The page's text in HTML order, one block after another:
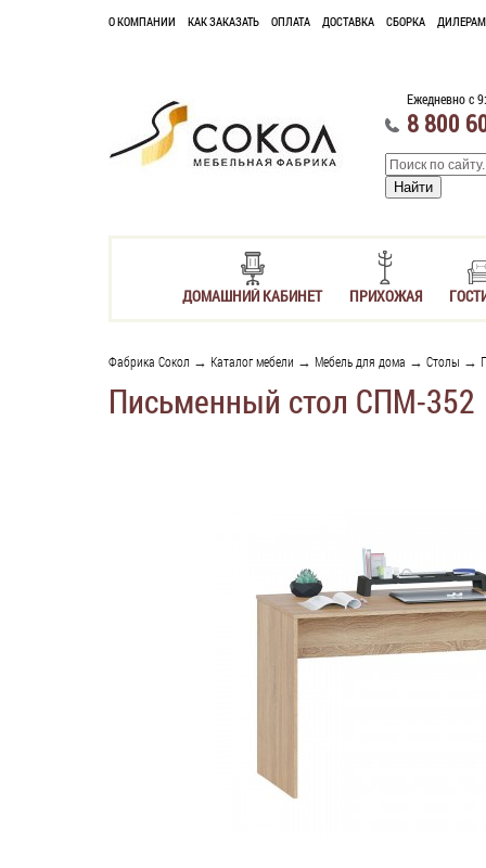
О КОМПАНИИ КАК ЗАКАЗАТЬ ОПЛАТА ДОСТАВКА СБОРКА ДИЛЕРАМ
Ежедневно с
8 800
ДОМАШНИЙ КАБИНЕТ ПРИХОЖАЯ
Фабрика Сокол → Каталог мебели → Мебель для дома → Столы →
Письменный стол СПМ-352